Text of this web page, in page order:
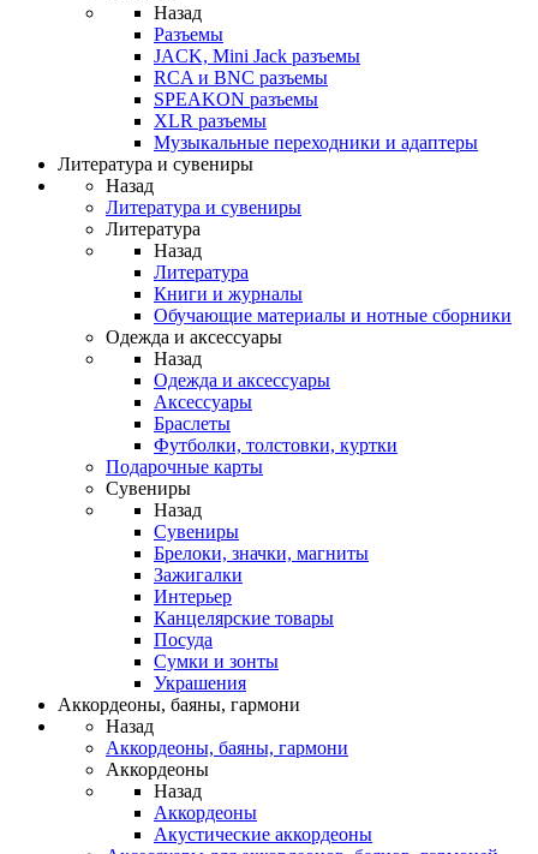
Назад
Разъемы
JACK, Mini Jack разъемы
RCA и BNC разъемы
SPEAKON разъемы
XLR разъемы
Музыкальные переходники и адаптеры
Литература и сувениры
Назад
Литература и сувениры
Литература
Назад
Литература
Книги и журналы
Обучающие материалы и нотные сборники
Одежда и аксессуары
Назад
Одежда и аксессуары
Аксессуары
Браслеты
Футболки, толстовки, куртки
Подарочные карты
Сувениры
Назад
Сувениры
Брелоки, значки, магниты
Зажигалки
Интерьер
Канцелярские товары
Посуда
Сумки и зонты
Украшения
Аккордеоны, баяны, гармони
Назад
Аккордеоны, баяны, гармони
Аккордеоны
Назад
Аккордеоны
Акустические аккордеоны